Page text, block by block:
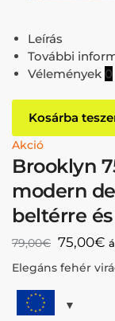
Leírás
További
Vélemények 0
Kosárba
Akció
Brooklyn
modern
beltérre
79,00€ 75,00€
Elegáns fehér